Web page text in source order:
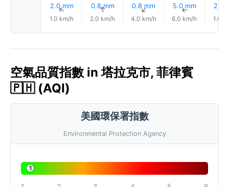
2.0 mm
↑
1.0 km/h
0.8 mm
↑
2.0 km/h
0.8 mm
↑
4.0 km/h
5.0 mm
↑
6.0 km/h
2.5
1.0
空氣品質指數 in 塔拉克市, 菲律賓
🇵🇭 (AQI)
美國環保署指數
Environmental Protection Agency
1